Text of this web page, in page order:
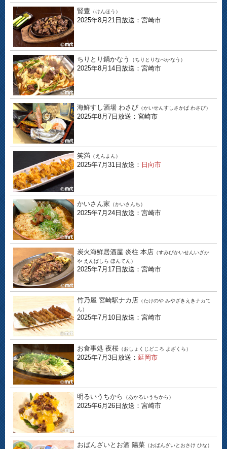
賢豊 （けんほう）
2025年8月21日放送：宮崎市
ちりとり鍋かなう （ちりとりなべかなう）
2025年8月14日放送：宮崎市
海鮮すし酒場 わさび （かいせんすしさかば わさび）
2025年8月7日放送：宮崎市
笑満 （えんまん）
2025年7月31日放送： 日向市
かいさん家 （かいさんち）
2025年7月24日放送：宮崎市
炭火海鮮居酒屋 炎柱 本店 （すみびかいせんいざか
や えんばしら ほんてん）
2025年7月17日放送：宮崎市
竹乃屋 宮崎駅ナカ店 （たけのや みやざきえきナカて
ん）
2025年7月10日放送：宮崎市
お食事処 夜桜 （おしょくじどころ よざくら）
2025年7月3日放送： 延岡市
明るいうちから （あかるいうちから）
2025年6月26日放送：宮崎市
おばんざいとお酒 陽菜 （おばんざいとおさけ ひな）